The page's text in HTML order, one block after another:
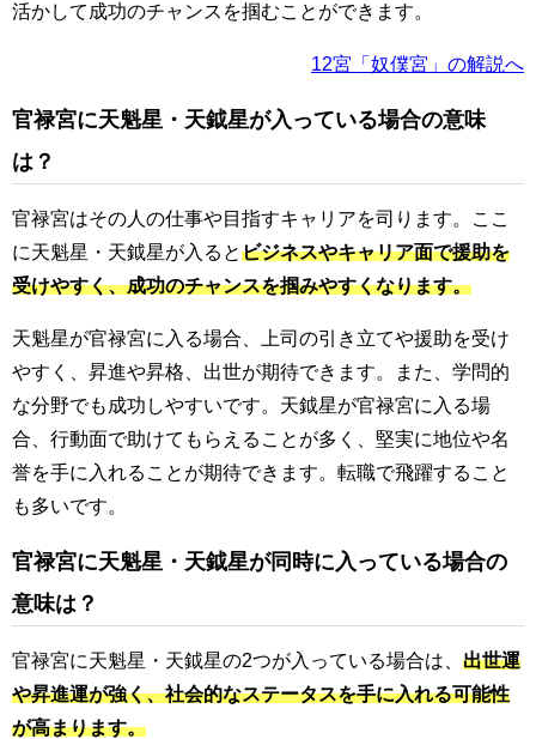
活かして成功のチャンスを掴むことができます。
12宮「奴僕宮」の解説へ
官禄宮に天魁星・天鉞星が入っている場合の意味
は？
官禄宮はその人の仕事や目指すキャリアを司ります。ここ
に天魁星・天鉞星が入るとビジネスやキャリア面で援助を
受けやすく、成功のチャンスを掴みやすくなります。
天魁星が官禄宮に入る場合、上司の引き立てや援助を受け
やすく、昇進や昇格、出世が期待できます。また、学問的
な分野でも成功しやすいです。天鉞星が官禄宮に入る場
合、行動面で助けてもらえることが多く、堅実に地位や名
誉を手に入れることが期待できます。転職で飛躍すること
も多いです。
官禄宮に天魁星・天鉞星が同時に入っている場合の
意味は？
官禄宮に天魁星・天鉞星の2つが入っている場合は、 出世運
や昇進運が強く、社会的なステータスを手に入れる可能性
が高まります。